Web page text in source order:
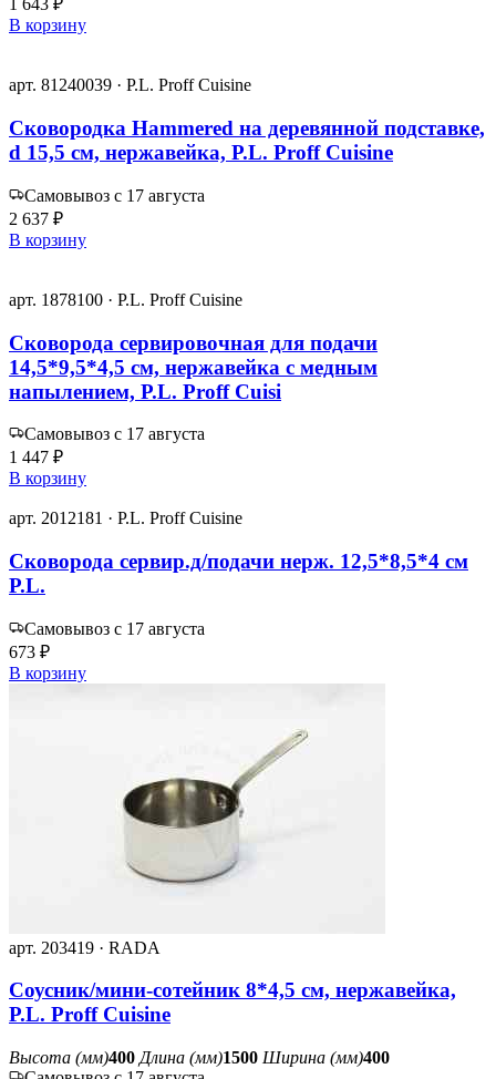
1 643 ₽
В корзину
арт. 81240039 · P.L. Proff Cuisine
Сковородка Hammered на деревянной подставке,
d 15,5 см, нержавейка, P.L. Proff Cuisine
Самовывоз с 17 августа
2 637 ₽
В корзину
арт. 1878100 · P.L. Proff Cuisine
Сковорода сервировочная для подачи
14,5*9,5*4,5 см, нержавейка с медным
напылением, P.L. Proff Cuisi
Самовывоз с 17 августа
1 447 ₽
В корзину
арт. 2012181 · P.L. Proff Cuisine
Сковорода сервир.д/подачи нерж. 12,5*8,5*4 см
P.L.
Самовывоз с 17 августа
673 ₽
В корзину
арт. 203419 · RADA
Соусник/мини-сотейник 8*4,5 см, нержавейка,
P.L. Proff Cuisine
Высота (мм)400 Длина (мм)1500 Ширина (мм)400